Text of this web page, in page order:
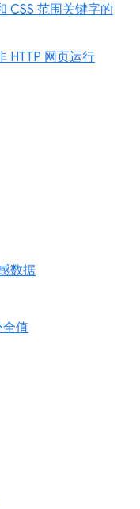
CSS 范围关键字的
HTTP 网页运行
数据
值